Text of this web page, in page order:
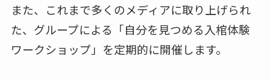
また、これまで多くのメディアに取り上げられ
た、グループによる「自分を見つめる入棺体験
ワークショップ」を定期的に開催します。